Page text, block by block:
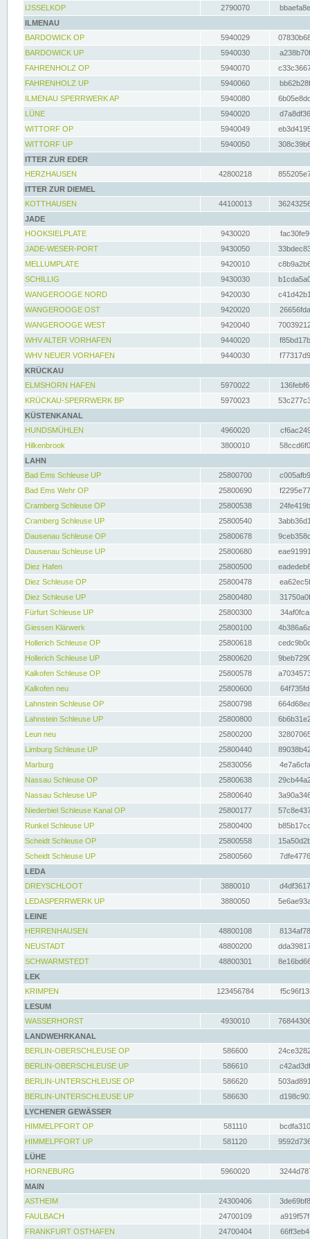
IJSSELKOP
2790070
ILMENAU
BARDOWICK OP
5940029
BARDOWICK UP
5940030
FAHRENHOLZ OP
5940070
FAHRENHOLZ UP
5940060
ILMENAU SPERRWERK AP
5940080
LÜNE
5940020
WITTORF OP
5940049
WITTORF UP
5940050
ITTER ZUR EDER
HERZHAUSEN
42800218
ITTER ZUR DIEMEL
KOTTHAUSEN
44100013
JADE
HOOKSIELPLATE
9430020
JADE-WESER-PORT
9430050
MELLUMPLATE
9420010
SCHILLIG
9430030
WANGEROOGE NORD
9420030
WANGEROOGE OST
9420020
WANGEROOGE WEST
9420040
WHV ALTER VORHAFEN
9440020
WHV NEUER VORHAFEN
9440030
KRÜCKAU
ELMSHORN HAFEN
5970022
KRÜCKAU-SPERRWERK BP
5970023
KÜSTENKANAL
HUNDSMÜHLEN
4960020
Hilkenbrook
3800010
LAHN
Bad Ems Schleuse UP
25800700
Bad Ems Wehr OP
25800690
Cramberg Schleuse OP
25800538
Cramberg Schleuse UP
25800540
Dausenau Schleuse OP
25800678
Dausenau Schleuse UP
25800680
Diez Hafen
25800500
Diez Schleuse OP
25800478
Diez Schleuse UP
25800480
Fürfurt Schleuse UP
25800300
Giessen Klärwerk
25800100
Hollerich Schleuse OP
25800618
Hollerich Schleuse UP
25800620
Kalkofen Schleuse OP
25800578
Kalkofen neu
25800600
Lahnstein Schleuse OP
25800798
Lahnstein Schleuse UP
25800800
Leun neu
25800200
Limburg Schleuse UP
25800440
Marburg
25830056
Nassau Schleuse OP
25800638
Nassau Schleuse UP
25800640
Niederbiel Schleuse Kanal OP
25800177
Runkel Schleuse UP
25800400
Scheidt Schleuse OP
25800558
Scheidt Schleuse UP
25800560
LEDA
DREYSCHLOOT
3880010
LEDASPERRWERK UP
3880050
LEINE
HERRENHAUSEN
48800108
NEUSTADT
48800200
SCHWARMSTEDT
48800301
LEK
KRIMPEN
123456784
LESUM
WASSERHORST
4930010
LANDWEHRKANAL
BERLIN-OBERSCHLEUSE OP
586600
BERLIN-OBERSCHLEUSE UP
586610
BERLIN-UNTERSCHLEUSE OP
586620
BERLIN-UNTERSCHLEUSE UP
586630
LYCHENER GEWÄSSER
HIMMELPFORT OP
581110
HIMMELPFORT UP
581120
LÜHE
HORNEBURG
5960020
MAIN
ASTHEIM
24300406
FAULBACH
24700109
FRANKFURT OSTHAFEN
24700404